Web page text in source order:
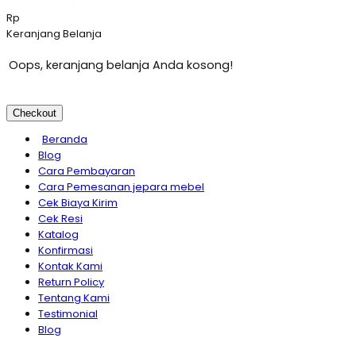
Rp
Keranjang Belanja
Oops, keranjang belanja Anda kosong!
Checkout
Beranda
Blog
Cara Pembayaran
Cara Pemesanan jepara mebel
Cek Biaya Kirim
Cek Resi
Katalog
Konfirmasi
Kontak Kami
Return Policy
Tentang Kami
Testimonial
Blog